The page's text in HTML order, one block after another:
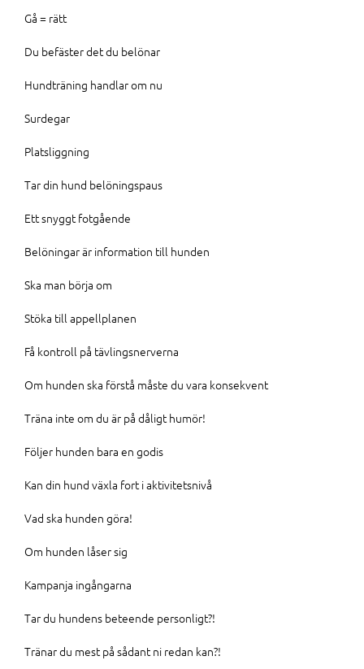
Gå = rätt
Du befäster det du belönar
Hundträning handlar om nu
Surdegar
Platsliggning
Tar din hund belöningspaus
Ett snyggt fotgående
Belöningar är information till hunden
Ska man börja om
Stöka till appellplanen
Få kontroll på tävlingsnerverna
Om hunden ska förstå måste du vara konsekvent
Träna inte om du är på dåligt humör!
Följer hunden bara en godis
Kan din hund växla fort i aktivitetsnivå
Vad ska hunden göra!
Om hunden låser sig
Kampanja ingångarna
Tar du hundens beteende personligt?!
Tränar du mest på sådant ni redan kan?!